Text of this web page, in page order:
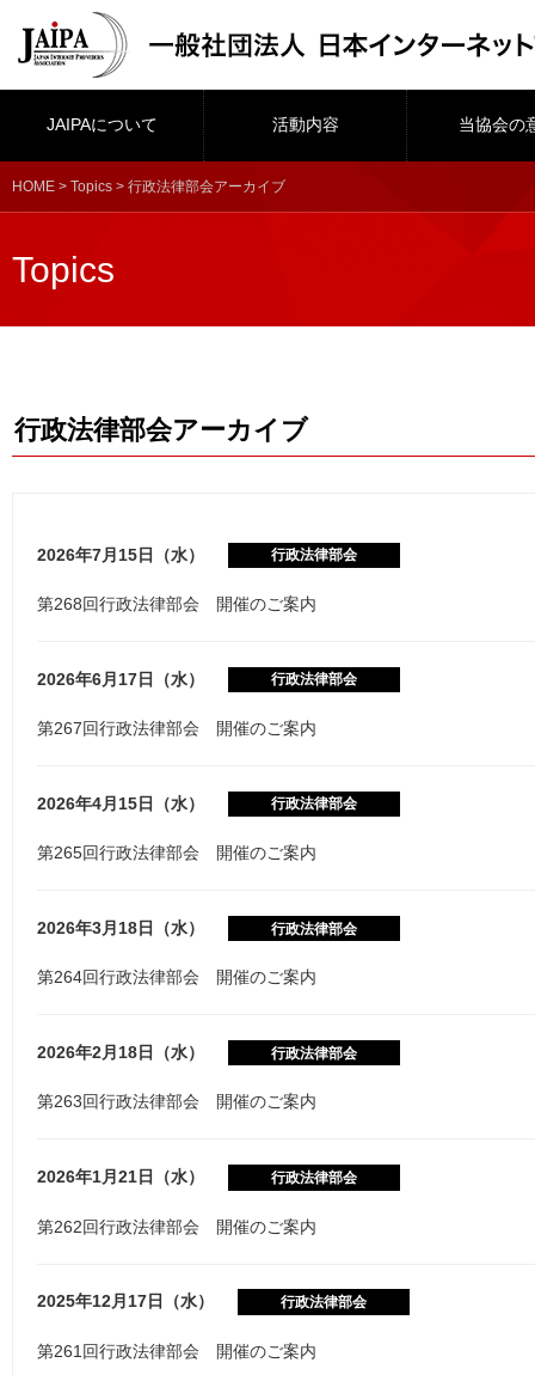
JAIPAについて 活動内容 当協会の
HOME > Topics > 行政法律部会アーカイブ
Topics
行政法律部会アーカイブ
2026年7月15日（水） 行政法律部会
第268回行政法律部会 開催のご案内
2026年6月17日（水） 行政法律部会
第267回行政法律部会 開催のご案内
2026年4月15日（水） 行政法律部会
第265回行政法律部会 開催のご案内
2026年3月18日（水） 行政法律部会
第264回行政法律部会 開催のご案内
2026年2月18日（水） 行政法律部会
第263回行政法律部会 開催のご案内
2026年1月21日（水） 行政法律部会
第262回行政法律部会 開催のご案内
2025年12月17日（水） 行政法律部会
第261回行政法律部会 開催のご案内